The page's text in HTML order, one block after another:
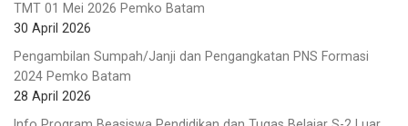
TMT 01 Mei 2026 Pemko Batam
30 April 2026
Pengambilan Sumpah/Janji dan Pengangkatan PNS Formasi
2024 Pemko Batam
28 April 2026